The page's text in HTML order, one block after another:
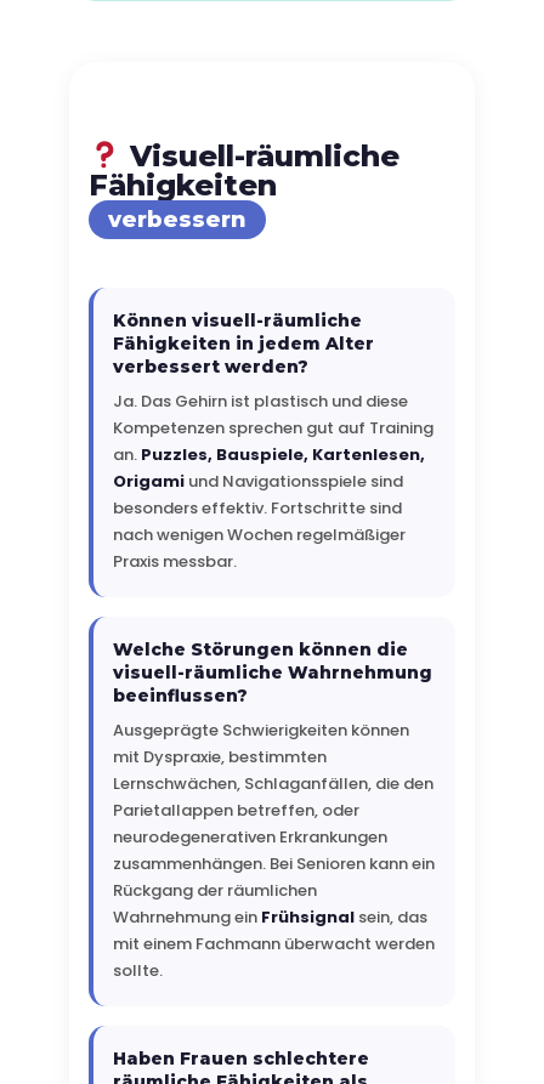
Visuell-räumliche
Fähigkeiten
verbessern
Können visuell-räumliche
Fähigkeiten in jedem Alter
verbessert werden?
Ja. Das Gehirn ist plastisch und diese
Kompetenzen sprechen gut auf Training
an. Puzzles, Bauspiele, Kartenlesen,
Origamiund Navigationsspiele sind
besonders effektiv. Fortschritte sind
nach wenigen Wochen regelmäßiger
Praxis messbar.
Welche Störungen können die
visuell-räumliche Wahrnehmung
beeinflussen?
Ausgeprägte Schwierigkeiten können
mit Dyspraxie, bestimmten
Lernschwächen, Schlaganfällen, die den
Parietallappen betreffen, oder
neurodegenerativen Erkrankungen
zusammenhängen. Bei Senioren kann ein
Rückgang der räumlichen
Wahrnehmung ein Frühsignalsein, das
mit einem Fachmann überwacht werden
sollte.
Haben Frauen schlechtere